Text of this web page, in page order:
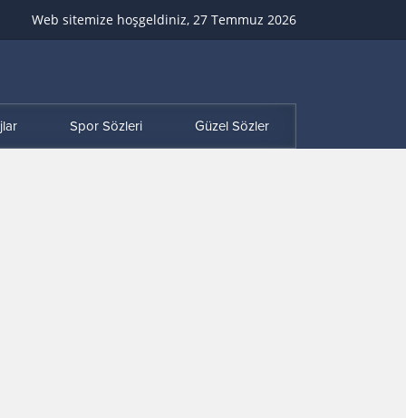
Web sitemize hoşgeldiniz, 27 Temmuz 2026
Spor Sözleri Güzel Sözler